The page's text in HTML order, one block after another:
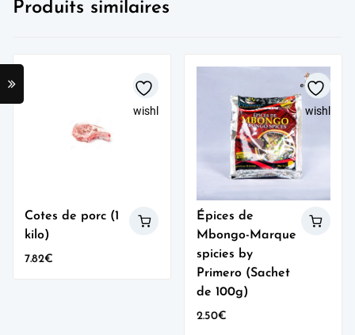
Produits similaires
wishlist
Cotes de porc (1
kilo)
7.82€
wishlist
Épices de
Mbongo-Marque
spicies by
Primero (Sachet
de 100g)
2.50€